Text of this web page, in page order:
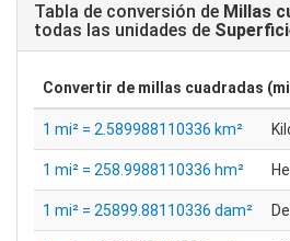
Tabla de conversión de Millas
todas las unidades de
Convertir de millas cuadradas
1 mi² = 2.589988110336 km²
1 mi² = 258.9988110336 hm²
1 mi² = 25899.88110336 dam²